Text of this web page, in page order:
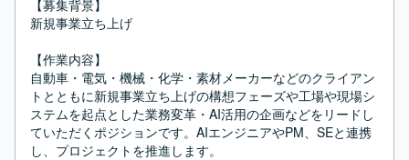
【募集背景】
新規事業立ち上げ
【作業内容】
自動車・電気・機械・化学・素材メーカーなどのクライアン
トとともに新規事業立ち上げの構想フェーズや工場や現場シ
ステムを起点とした業務変革・AI活用の企画などをリードし
ていただくポジションです。AIエンジニアやPM、SEと連携
し、プロジェクトを推進します。